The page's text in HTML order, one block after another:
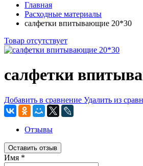
Главная
Расходные материалы
салфетки впитывающие 20*30
Товар отсутствует
салфетки
Добавить в сравнение Удалить из
Отзывы
Оставить отзыв
Имя *